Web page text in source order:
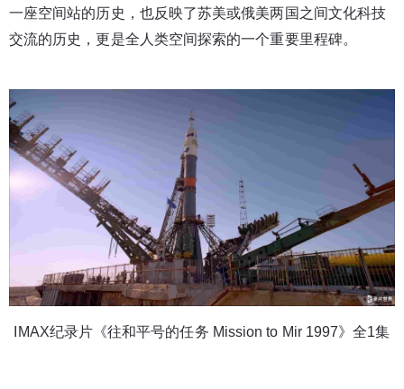
一座空间站的历史，也反映了苏美或俄美两国之间文化科技
交流的历史，更是全人类空间探索的一个重要里程碑。
IMAX纪录片《往和平号的任务 Mission to Mir 1997》全1集